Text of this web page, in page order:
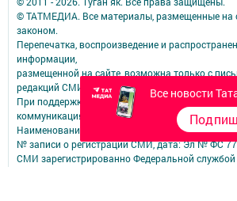
Все новости
© ТАТМЕДИА. Все материалы, размещенные на
законом.
Перепечатка, воспроизведение и
информации,
размещенной на сайте, возможна только с
редакций СМИ.
При поддержке Республиканского агентства
коммуникациям.
Наименование СМИ: Туган як
№ записи о регистрации СМИ, дата: Эл № ФС 77
СМИ зарегистрированно Федеральной службой